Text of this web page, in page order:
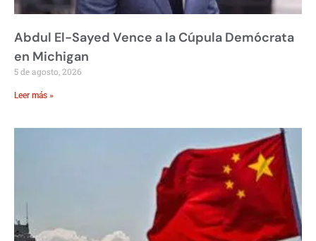
Abdul El-Sayed Vence a la Cúpula Demócrata
en Michigan
5 de agosto, 2026
Leer más »